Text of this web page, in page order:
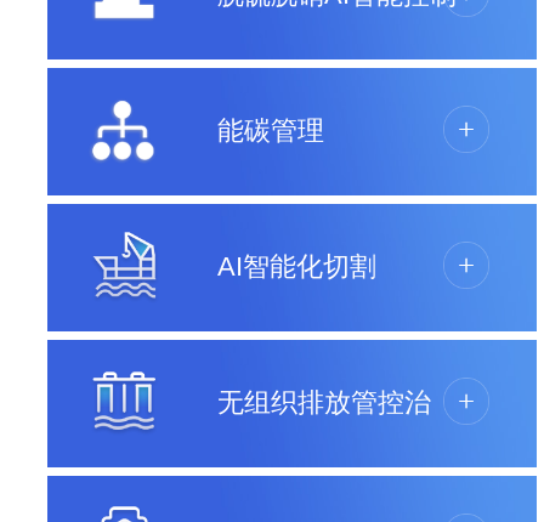
能碳管理
AI智能化切割
无组织排放管控治